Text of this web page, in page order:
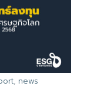
, news